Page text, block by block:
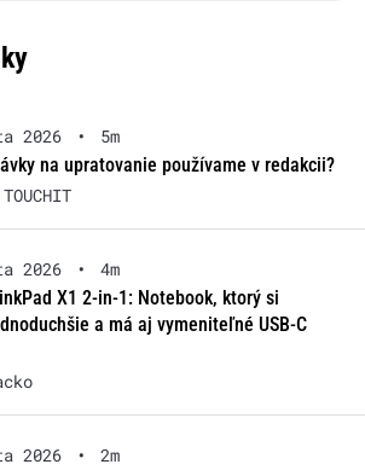
2026 •
5m
na upratovanie používame v redakcii?
2026 •
4m
X1 2-in-1: Notebook, ktorý si
a má aj vymeniteľné USB-C
2026 •
2m